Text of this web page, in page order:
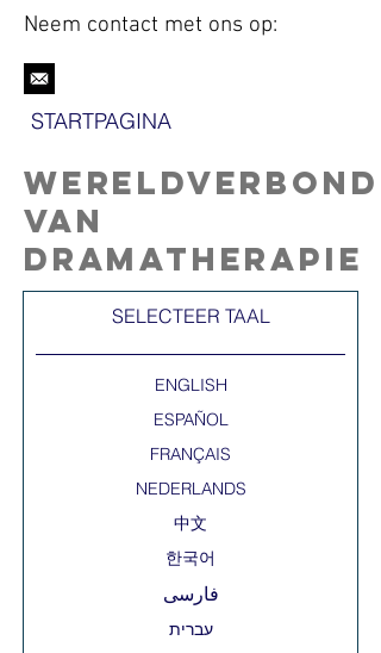
Neem contact met ons op:
STARTPAGINA
Wereldverbond
van
dramatherapie
SELECTEER TAAL​
中文
ESPAÑOL
한국어
FRANÇAIS
עברית‎
ENGLISH
NEDERLANDS
فارسی